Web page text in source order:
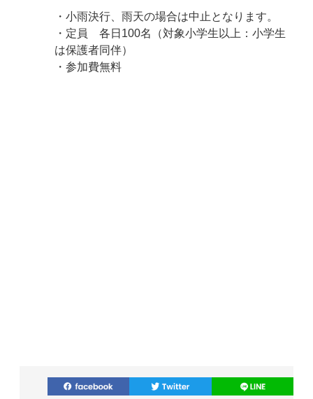
・小雨決行、雨天の場合は中止となります。
・定員 各日100名（対象小学生以上：小学生
は保護者同伴）
・参加費無料